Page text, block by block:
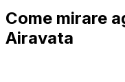
Come mirare
Airavata